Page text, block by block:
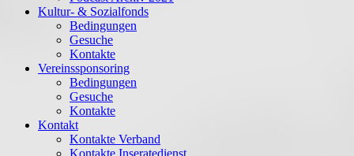
Kultur- & Sozialfonds
Bedingungen
Gesuche
Kontakte
Vereinssponsoring
Bedingungen
Gesuche
Kontakte
Kontakt
Kontakte Verband
Kontakte Inseratedienst